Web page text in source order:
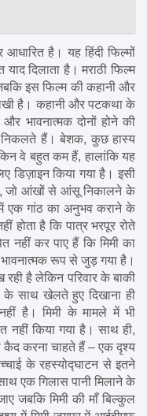
आधारित है। यह हिंदी फिल्मों
दिलाता है। मराठी फिल्म
जबकि इस फिल्म की कहानी और
है। कहानी और पटकथा के
भावनात्मक दोनों होने की
निकलते हैं। बेशक, कुछ हास्य
वे बहुत कम हैं, हालांकि यह
डिज़ाइन किया गया है। इसी
जो आंखों से आंसू निकालने के
एक गांठ का अनुभव कराने के
होता है कि पात्र भरपूर रोते
नहीं कर पाए हैं कि मिमी का
भावनात्मक रूप से जुड़ गया है।
रही है लेकिन परिवार के बाकी
के साथ खेलते हुए दिखाना ही
है। मिमी के मामले में भी
नहीं किया गया है। साथ ही,
करना चाहते हैं – एक दृश्य
के रहस्योद्घाटन से इतने
एक गिलास पानी मिलाने के
जबकि मिमी की माँ बिल्कुल